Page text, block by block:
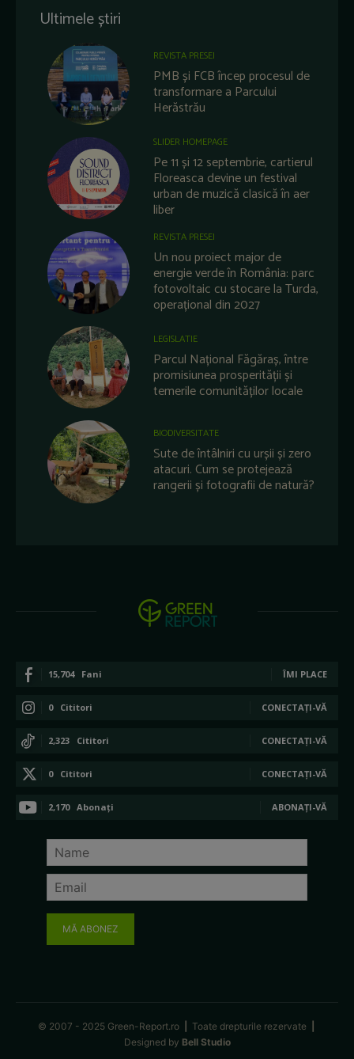
Ultimele știri
REVISTA PRESEI
PMB și FCB încep procesul de
transformare a Parcului
Herăstrău
SLIDER HOMEPAGE
Pe 11 și 12 septembrie, cartierul
Floreasca devine un festival
urban de muzică clasică în aer
liber
REVISTA PRESEI
Un nou proiect major de
energie verde în România: parc
fotovoltaic cu stocare la Turda,
operațional din 2027
LEGISLATIE
Parcul Național Făgăraș, între
promisiunea prosperității și
temerile comunităților locale
BIODIVERSITATE
Sute de întâlniri cu urșii și zero
atacuri. Cum se protejează
rangerii și fotografii de natură?
15,704 Fani ÎMI PLACE
0 Cititori CONECTAȚI-VĂ
2,323 Cititori CONECTAȚI-VĂ
0 Cititori CONECTAȚI-VĂ
2,170 Abonați ABONAȚI-VĂ
MĂ ABONEZ
© 2007 - 2025 Green-Report.ro Toate drepturile rezervate
Designed by Bell Studio